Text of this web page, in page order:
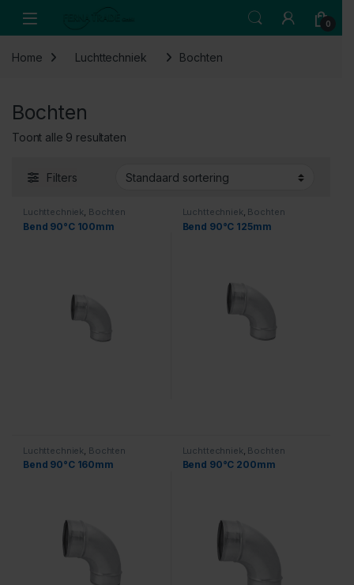
Open 0
Home Luchttechniek Bochten
Bochten
Toont alle 9 resultaten
Filters
Luchttechniek, Bochten
Bend 90°C 100mm
Luchttechniek, Bochten
Bend 90°C 125mm
Luchttechniek Bochten
Bend 90°C 160mm
Luchttechniek Bochten
Bend 90°C 200mm